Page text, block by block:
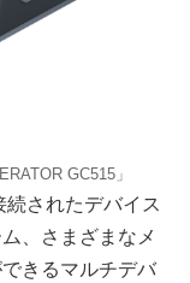
GC515」
続されたデバイス
、さまざまなメ
きるマルチデバ